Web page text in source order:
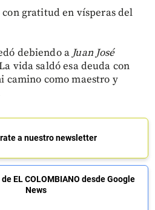
gratitud en vísperas del
debiendo a Juan José
vida saldó esa deuda con
camino como maestro y
a nuestro newsletter
EL COLOMBIANO desde Google
News